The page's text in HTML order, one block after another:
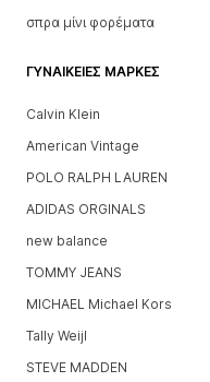
σπρα μίνι φορέματα
ΓΥΝΑΙΚΕΊΕΣ ΜΆΡΚΕΣ
Calvin Klein
American Vintage
POLO RALPH LAUREN
ADIDAS ORGINALS
new balance
TOMMY JEANS
MICHAEL Michael Kors
Tally Weijl
STEVE MADDEN